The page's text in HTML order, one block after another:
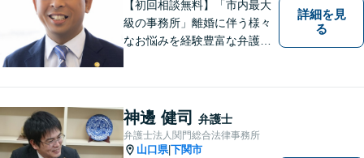
【初回相談無料】「市内最大
級の事務所」離婚に伴う様々
なお悩みを経験豊富な弁護士
相談は年間150件以上【子連
れ相談可】【休日・夜間対
応】
詳細を見
る
神邊 健司 弁護士
弁護士法人関門総合法律事務所
山口県|下関市